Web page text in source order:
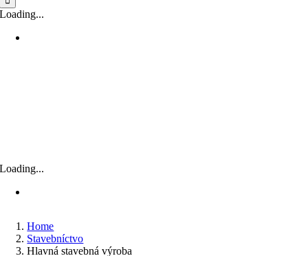
Loading...
Loading...
Home
Stavebníctvo
Hlavná stavebná výroba